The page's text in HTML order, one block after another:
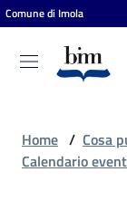
Vai al contenuto
Vai alla navigazione
Vai al footer
Comune di Imola
Home / Cosa
Calendario